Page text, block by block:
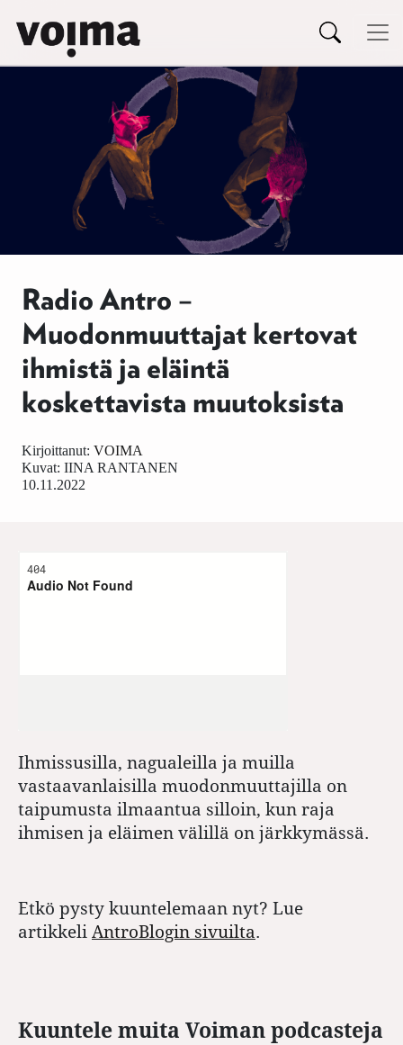
Siirry sisältöön
Päävalikko
Radio Antro –
Muodonmuuttajat kertovat
ihmistä ja eläintä
koskettavista muutoksista
10.11.2022
Kirjoittanut: VOIMA
Kuvat: IINA RANTANEN
Ihmissusilla, nagualeilla ja muilla
vastaavanlaisilla muodonmuuttajilla on
taipumusta ilmaantua silloin, kun raja
ihmisen ja eläimen välillä on järkkymässä.
Etkö pysty kuuntelemaan nyt? Lue
artikkeli AntroBlogin sivuilta.
Kuuntele muita Voiman podcasteja